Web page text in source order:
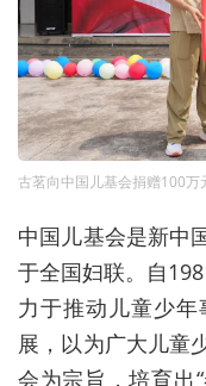
古茗向中国儿基会捐赠100万
中国儿基会是新中
于全国妇联。自
力于推动儿童少
展，以为广大儿童
会为宗旨，培育出